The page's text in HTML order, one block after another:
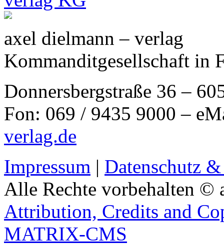
axel dielmann – verlag
Kommanditgesellschaft in
Donnersbergstraße 36 –
Fon: 069 / 9435 9000 –
verlag.de
Impressum | Datenschutz
Alle Rechte vorbehalten ©
Attribution, Credits and
MATRIX-CMS